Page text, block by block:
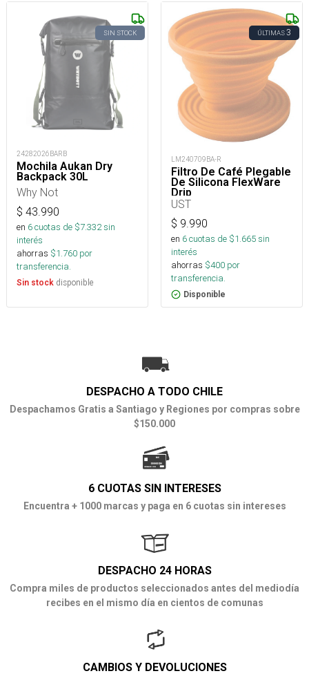
SIN STOCK
24282026BARB
Mochila Aukan Dry
Backpack 30L
Why Not
$ 43.990
en 6cuotas de $7.332sin
interés
ahorras $1.760 por
transferencia.
Sin stock disponible
ÚLTIMAS3
LM240709BA-R
Filtro De Café Plegable
De Silicona FlexWare
Drip
UST
$ 9.990
en 6cuotas de $1.665sin
interés
ahorras $400 por
transferencia.
Disponible
DESPACHO A TODO CHILE
Despachamos Gratis a Santiago y Regiones por compras sobre
$150.000
6 CUOTAS SIN INTERESES
Encuentra + 1000 marcas y paga en 6 cuotas sin intereses
DESPACHO 24 HORAS
Compra miles de productos seleccionados antes del mediodía
recibes en el mismo día en cientos de comunas
CAMBIOS Y DEVOLUCIONES